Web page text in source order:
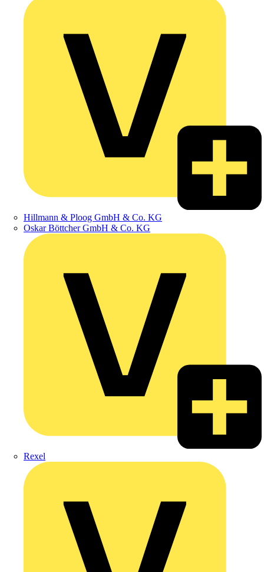
Hillmann & Ploog GmbH & Co. KG
Oskar Böttcher GmbH & Co. KG
Rexel